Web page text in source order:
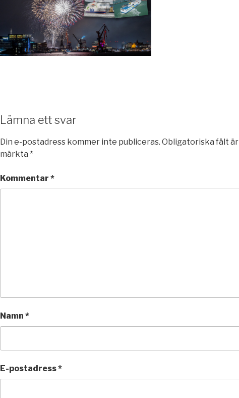
Lämna ett svar
Din e-postadress kommer inte publiceras. Obligatoriska fält är
märkta *
Kommentar *
Namn *
E-postadress*